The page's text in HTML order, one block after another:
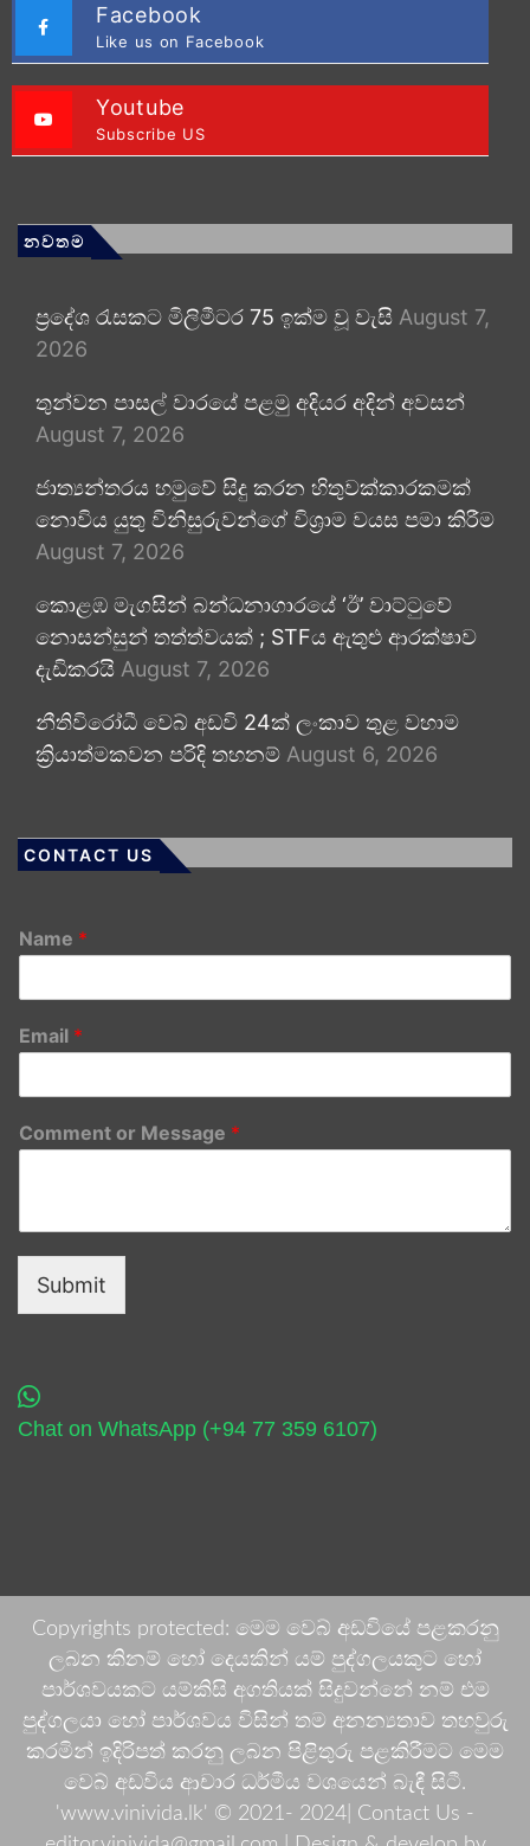
Facebook
Like us on Facebook
Youtube
Subscribe US
නවතම
ප්‍රදේශ රැසකට මිලිමීටර 75 ඉක්ම වූ වැසි August 7,
2026
තුන්වන පාසල් වාරයේ පළමු අදියර අදින් අවසන්
August 7, 2026
ජාත්‍යන්තරය හමුවේ සිදු කරන හිතුවක්කාරකමක්
නොවිය යුතු විනිසුරුවන්ගේ විශ්‍රාම වයස පමා කිරීම
August 7, 2026
කොළඹ මැගසින් බන්ධනාගාරයේ ‘ඊ’ වාට්ටුවේ
නොසන්සුන් තත්ත්වයක් ; STFය ඇතුළු ආරක්ෂාව
දැඩිකරයි August 7, 2026
නීතිවිරෝධී වෙබ් අඩවි 24ක් ලංකාව තුළ වහාම
ක්‍රියාත්මකවන පරිදි තහනම් August 6, 2026
CONTACT US
Name *
Email *
Comment or Message *
Submit
Chat on WhatsApp (+94 77 359 6107)
Copyrights protected: මෙම වෙබ් අඩවියේ පළකරනු
ලබන කිනම් හෝ දෙයකින් යම් පුද්ගලයකුට හෝ
පාර්ශවයකට යම්කිසි අගතියක් සිදුවන්නේ නම් එම
පුද්ගලයා හෝ පාර්ශවය විසින් තම අනන්‍යතාව තහවුරු
කරමින් ඉදිරිපත් කරනු ලබන පිළිතුරු පළකිරීමට මෙම
වෙබ් අඩවිය ආචාර ධර්මීය වශයෙන් බැඳී සිටී.
'www.vinivida.lk' © 2021- 2024| Contact Us -